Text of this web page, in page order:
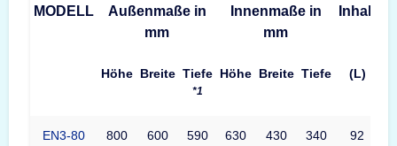
MODELL
Außenmaße in
mm
Innenmaße in
mm
Inhalt
Höhe Breite Tiefe
*1
Höhe Breite Tiefe (L)
EN3-80 800 600 590 630 430 340 92